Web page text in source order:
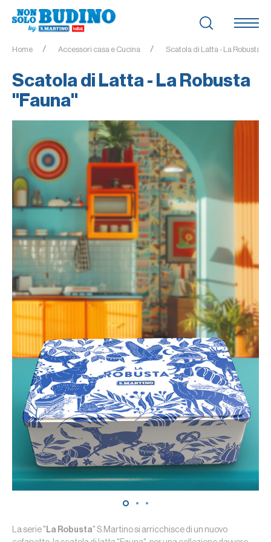
Home Accessori casa e Cucina Scatola di Latta - La Robusta
Scatola di Latta - La Robusta
"Fauna"
La serie " La Robusta" S.Martino si arricchisce di un nuovo